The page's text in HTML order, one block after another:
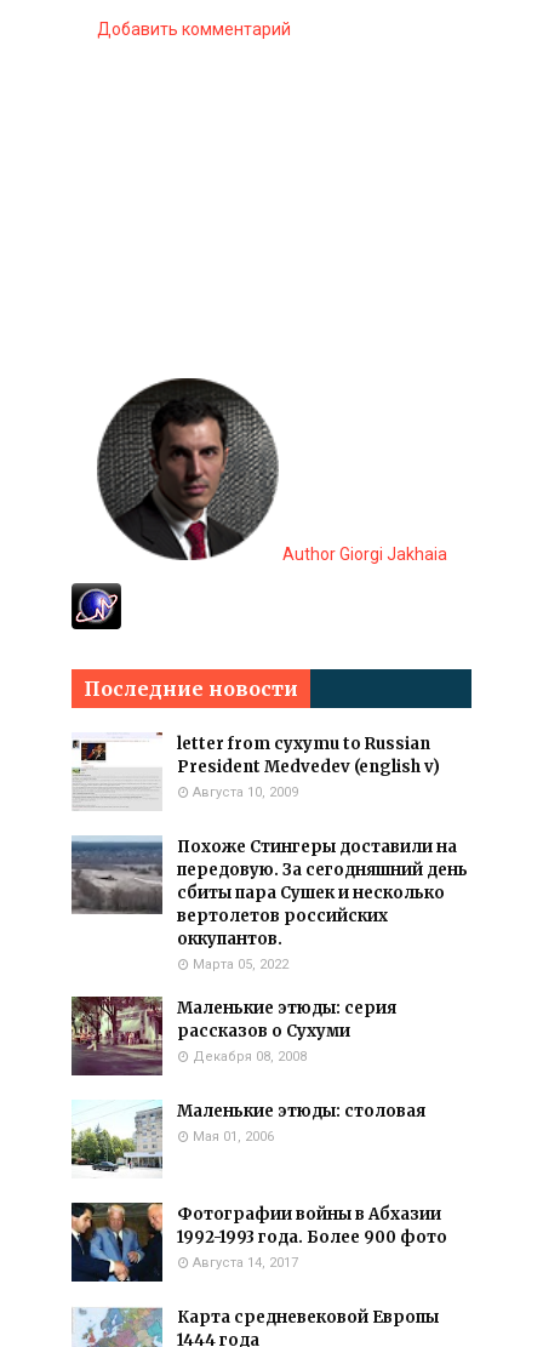
Добавить комментарий
Author Giorgi Jakhaia
Последние новости
letter from cyxymu to Russian
President Medvedev (english v)
Августа 10, 2009
Похоже Стингеры доставили на
передовую. За сегодняшний день
сбиты пара Сушек и несколько
вертолетов российских
оккупантов.
Марта 05, 2022
Маленькие этюды: серия
рассказов о Сухуми
Декабря 08, 2008
Маленькие этюды: столовая
Мая 01, 2006
Фотографии войны в Абхазии
1992-1993 года. Более 900 фото
Августа 14, 2017
Карта средневековой Европы
1444 года